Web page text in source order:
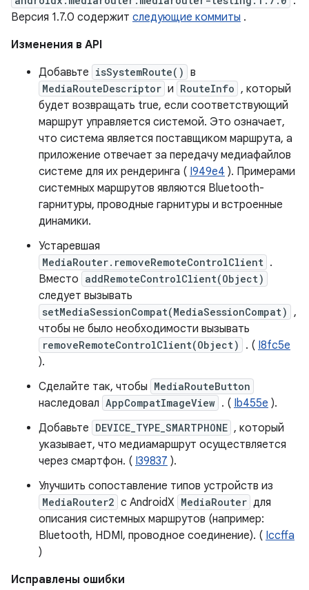
Версия 1.7.0 содержит следующие коммиты .
Изменения в API
Добавьте isSystemRoute() в
MediaRouteDescriptor и RouteInfo , который
будет возвращать true, если соответствующий
маршрут управляется системой. Это означает,
что система является поставщиком маршрута, а
приложение отвечает за передачу медиафайлов
системе для их рендеринга ( I949e4 ). Примерами
системных маршрутов являются Bluetooth-
гарнитуры, проводные гарнитуры и встроенные
динамики.
Устаревшая
MediaRouter.removeRemoteControlClient .
Вместо addRemoteControlClient(Object)
следует вызывать
setMediaSessionCompat(MediaSessionCompat) ,
чтобы не было необходимости вызывать
removeRemoteControlClient(Object) . ( I8fc5e
).
Сделайте так, чтобы MediaRouteButton
наследовал AppCompatImageView . ( Ib455e ).
Добавьте DEVICE_TYPE_SMARTPHONE , который
указывает, что медиамаршрут осуществляется
через смартфон. ( I39837 ).
Улучшить сопоставление типов устройств из
MediaRouter2 с AndroidX MediaRouter для
описания системных маршрутов (например:
Bluetooth, HDMI, проводное соединение). ( Iccffa
)
Исправлены ошибки